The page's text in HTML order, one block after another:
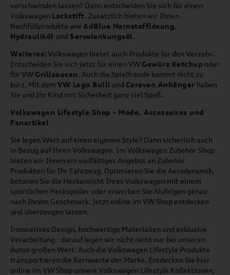
verschwinden lassen? Dann entscheiden Sie sich für einen
Volkswagen Lackstift. Zusätzlich bieten wir Ihnen
Nachfüllprodukte wie AdBlue Harnstofflösung,
Hydrauliköl und Servolenkungsöl.
Weiteres: Volkswagen bietet auch Produkte für den Verzehr.
Entscheiden Sie sich jetzt für einen VW Gewürz Ketchup oder
für VW Grillsaucen. Auch die Spielfreude kommt nicht zu
kurz. Mit dem VW Lego Bulli und Caravan Anhänger haben
Sie und Ihr Kind mit Sicherheit ganz viel Spaß.
Volkswagen Lifestyle Shop - Mode, Accessoires und
Fanartikel
Sie legen Wert auf einen eigenen Style? Dann sicherlich auch
in Bezug auf Ihren Volkswagen. Im Volkswagen Zubehör Shop
bieten wir Ihnen ein vielfältiges Angebot an Zubehör
Produkten für Ihr Fahrzeug. Optimieren Sie die Aerodynamik,
betonen Sie die Heckansicht Ihres Volkswagen mit einem
sportlichen Heckspoiler oder erwerben Sie Alufelgen genau
nach Ihrem Geschmack. Jetzt online im VW Shop entdecken
und überzeugen lassen.
Innovatives Design, hochwertige Materialien und exklusive
Verarbeitung - darauf legen wir nicht nicht nur bei unseren
Autos großen Wert. Auch die Volkswagen Lifestyle Produkte
transportieren die Kernwerte der Marke. Entdecken Sie hier
online im VW Shop unsere Volkswagen Lifestyle Kollektionen,